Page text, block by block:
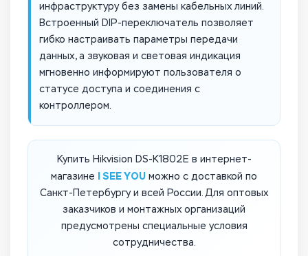
инфраструктуру без замены кабельных линий.
Встроенный DIP-переключатель позволяет
гибко настраивать параметры передачи
данных, а звуковая и световая индикация
мгновенно информируют пользователя о
статусе доступа и соединения с
контроллером.
Купить Hikvision DS-K1802E в интернет-
магазине I SEE YOU можно с доставкой по
Санкт-Петербургу и всей России. Для оптовых
заказчиков и монтажных организаций
предусмотрены специальные условия
сотрудничества.